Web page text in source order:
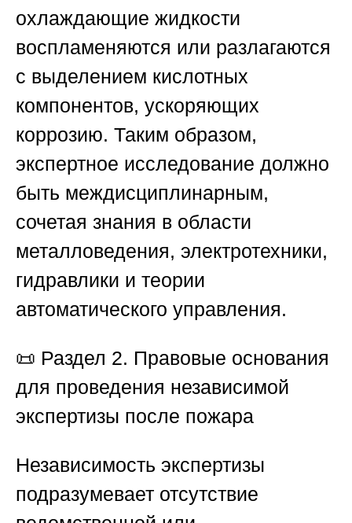
охлаждающие жидкости
воспламеняются или разлагаются
с выделением кислотных
компонентов, ускоряющих
коррозию. Таким образом,
экспертное исследование должно
быть междисциплинарным,
сочетая знания в области
металловедения, электротехники,
гидравлики и теории
автоматического управления.
📜 Раздел 2. Правовые основания
для проведения независимой
экспертизы после пожара
Независимость экспертизы
подразумевает отсутствие